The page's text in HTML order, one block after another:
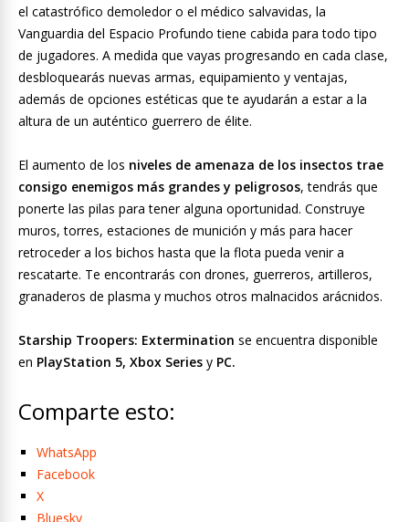
el catastrófico demoledor o el médico salvavidas, la
Vanguardia del Espacio Profundo tiene cabida para todo tipo
de jugadores. A medida que vayas progresando en cada clase,
desbloquearás nuevas armas, equipamiento y ventajas,
además de opciones estéticas que te ayudarán a estar a la
altura de un auténtico guerrero de élite.
El aumento de los niveles de amenaza de los insectos trae
consigo enemigos más grandes y peligrosos, tendrás que
ponerte las pilas para tener alguna oportunidad. Construye
muros, torres, estaciones de munición y más para hacer
retroceder a los bichos hasta que la flota pueda venir a
rescatarte. Te encontrarás con drones, guerreros, artilleros,
granaderos de plasma y muchos otros malnacidos arácnidos.
Starship Troopers: Extermination se encuentra disponible
en PlayStation 5, Xbox Series y PC.
Comparte esto:
WhatsApp
Facebook
X
Bluesky